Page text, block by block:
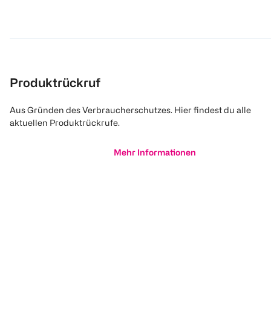
Produktrückruf
Aus Gründen des Verbraucherschutzes. Hier findest du alle
aktuellen Produktrückrufe.
Mehr Informationen